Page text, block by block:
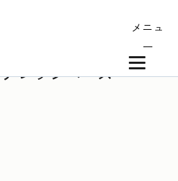
メニュ
ー
ナレッジベース